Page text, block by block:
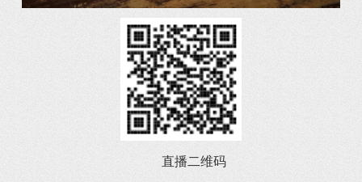
直播二维码